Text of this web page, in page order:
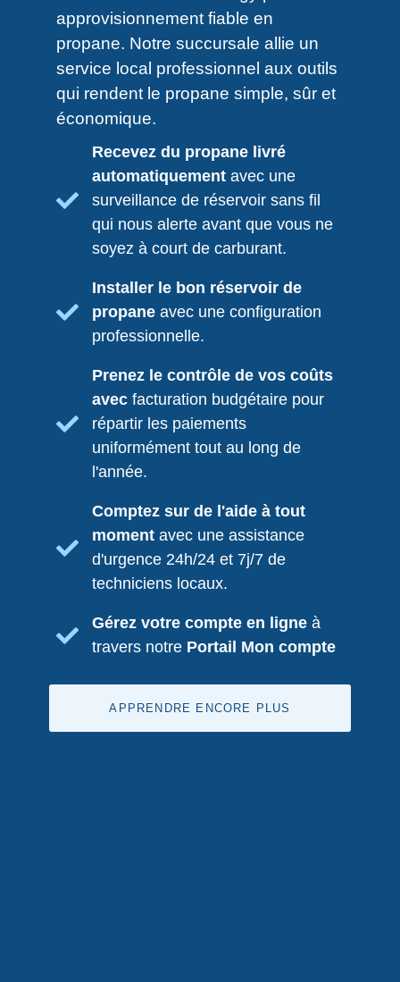
approvisionnement fiable en
propane. Notre succursale allie un
service local professionnel aux outils
qui rendent le propane simple, sûr et
économique.
Recevez du propane livré
automatiquement avec une
surveillance de réservoir sans fil
qui nous alerte avant que vous ne
soyez à court de carburant.
Installer le bon réservoir de
propane avec une configuration
professionnelle.
Prenez le contrôle de vos coûts
avec facturation budgétaire pour
répartir les paiements
uniformément tout au long de
l'année.
Comptez sur de l'aide à tout
momentavec une assistance
d'urgence 24h/24 et 7j/7 de
techniciens locaux.
Gérez votre compte en ligne à
travers notre Portail Mon compte
APPRENDRE ENCORE PLUS